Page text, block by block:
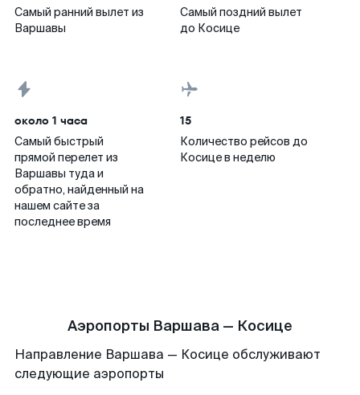
Самый ранний вылет из
Варшавы
Самый поздний вылет
до Косице
около 1 часа
Самый быстрый
прямой перелет из
Варшавы туда и
обратно, найденный на
нашем сайте за
последнее время
15
Количество рейсов до
Косице в неделю
Аэропорты Варшава — Косице
Направление Варшава — Косице обслуживают
следующие аэропорты